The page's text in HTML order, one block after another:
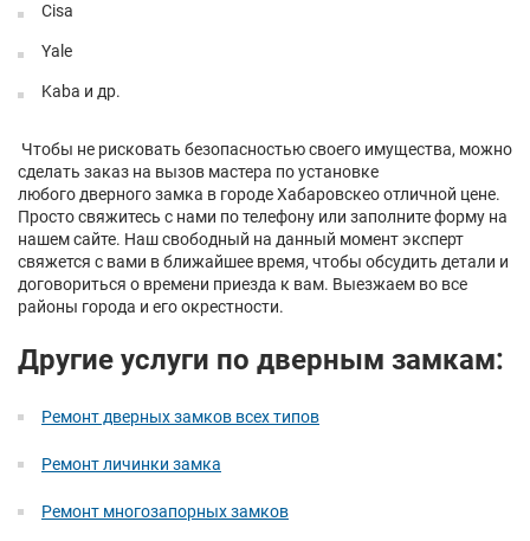
Cisa
Yale
Kaba и др.
Чтобы не рисковать безопасностью своего имущества, можно
сделать заказ на вызов мастера по установке
любого дверного замка в городе Хабаровскео отличной цене.
Просто свяжитесь с нами по телефону или заполните форму на
нашем сайте. Наш свободный на данный момент эксперт
свяжется с вами в ближайшее время, чтобы обсудить детали и
договориться о времени приезда к вам. Выезжаем во все
районы города и его окрестности.
Другие услуги по дверным замкам:
Ремонт дверных замков всех типов
Ремонт личинки замка
Ремонт многозапорных замков